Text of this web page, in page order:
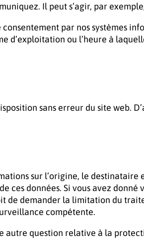
Il peut s’agir, par
par nos systèmes
d’exploitation ou l’heure à
sans erreur du site web.
sur l’origine, le
données. Si vous avez
de demander la limitation du
compétente.
autre question relative à la